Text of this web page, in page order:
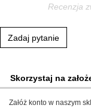
Recenzja
Zadaj pytanie
Skorzystaj na
Załóż konto w naszym